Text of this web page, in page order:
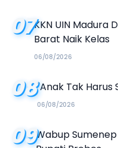
07KKN UIN Madura
Barat Naik Kelas
06/08/2026
08"Anak Tak Harus
06/08/2026
09Wabup